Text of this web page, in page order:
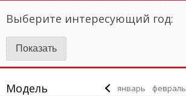
Выберите интересующий год:
Модель январь февраль